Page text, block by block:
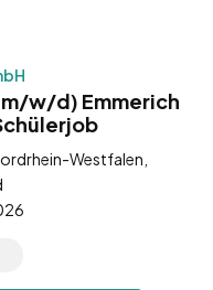
w/d) Emmerich
Westfalen,